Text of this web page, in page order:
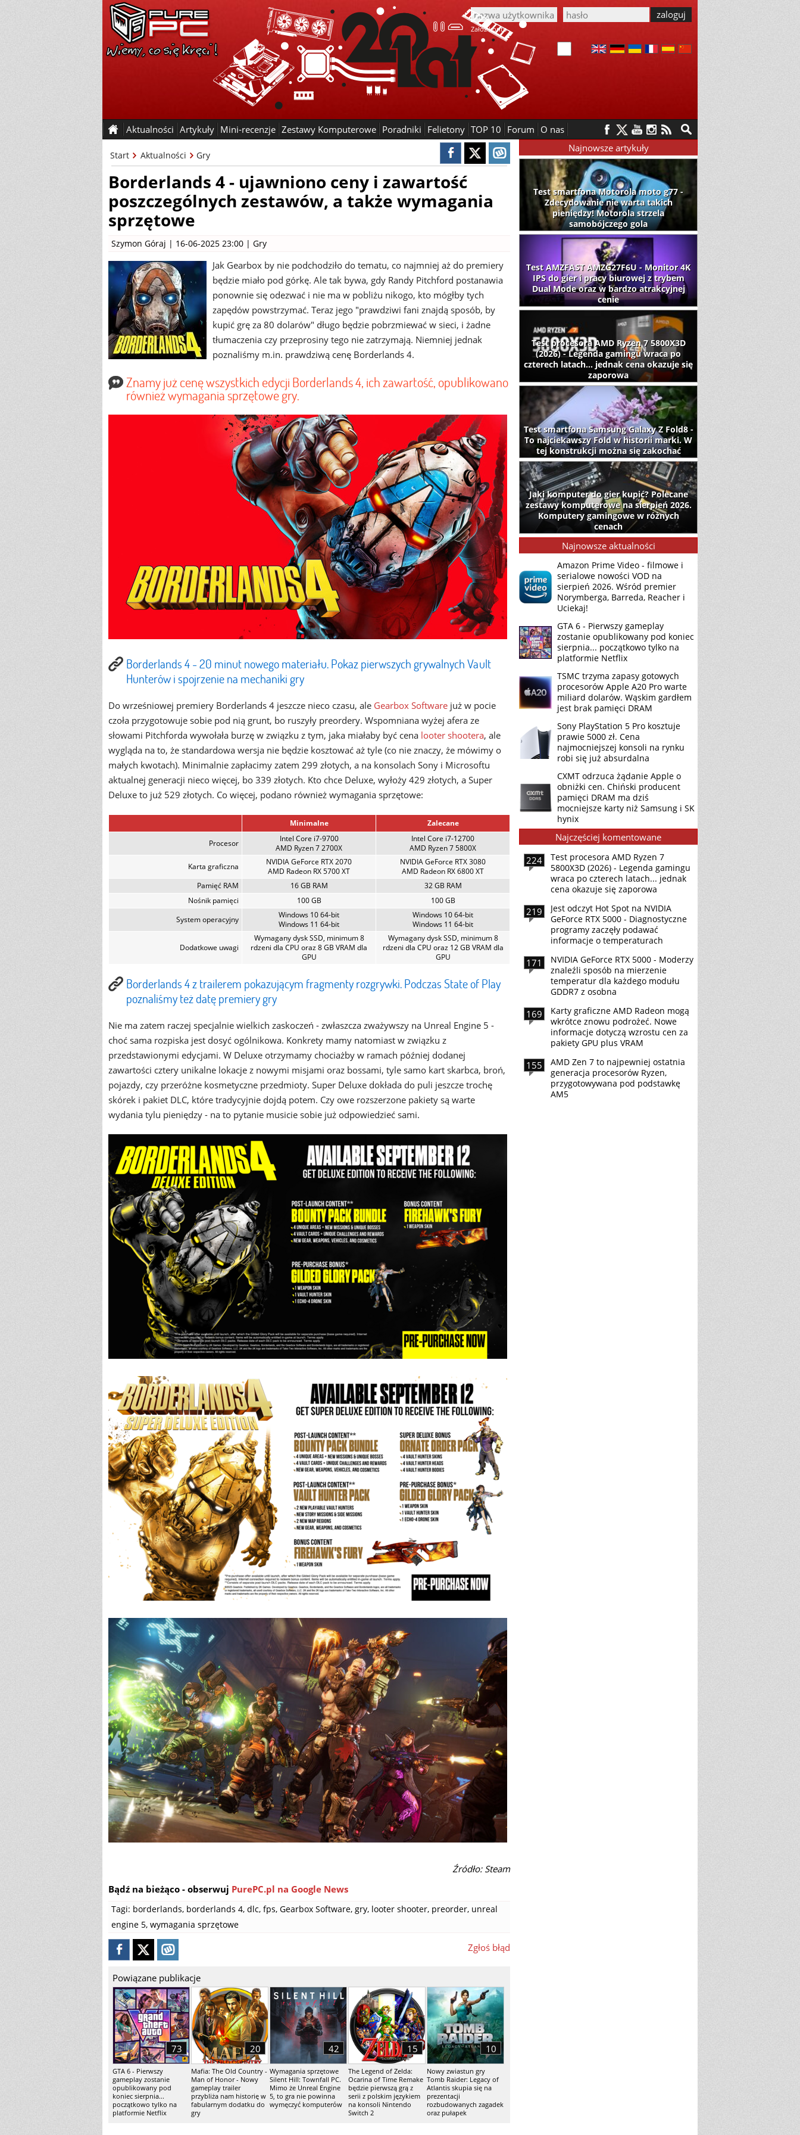
Załóż konto
Aktualności Artykuły Mini-recenzje Zestawy Komputerowe Poradniki Felietony TOP 10 Forum O nas
Start Aktualności Gry
Borderlands 4 - ujawniono ceny i zawartość
poszczególnych zestawów, a także wymagania
sprzętowe
Szymon Góraj | 16-06-2025 23:00 | Gry
Jak Gearbox by nie podchodziło do tematu, co najmniej aż do premiery
będzie miało pod górkę. Ale tak bywa, gdy Randy Pitchford postanawia
ponownie się odezwać i nie ma w pobliżu nikogo, kto mógłby tych
zapędów powstrzymać. Teraz jego "prawdziwi fani znajdą sposób, by
kupić grę za 80 dolarów" długo będzie pobrzmiewać w sieci, i żadne
tłumaczenia czy przeprosiny tego nie zatrzymają. Niemniej jednak
poznaliśmy m.in. prawdziwą cenę Borderlands 4.
Znamy już cenę wszystkich edycji Borderlands 4, ich zawartość, opublikowano
również wymagania sprzętowe gry.
Borderlands 4 - 20 minut nowego materiału. Pokaz pierwszych grywalnych Vault
Hunterów i spojrzenie na mechaniki gry
Do wrześniowej premiery Borderlands 4 jeszcze nieco czasu, ale Gearbox Software już w pocie
czoła przygotowuje sobie pod nią grunt, bo ruszyły preordery. Wspomniana wyżej afera ze
słowami Pitchforda wywołała burzę w związku z tym, jaka miałaby być cena looter shootera, ale
wygląda na to, że standardowa wersja nie będzie kosztować aż tyle (co nie znaczy, że mówimy o
małych kwotach). Minimalnie zapłacimy zatem 299 złotych, a na konsolach Sony i Microsoftu
aktualnej generacji nieco więcej, bo 339 złotych. Kto chce Deluxe, wyłoży 429 złotych, a Super
Deluxe to już 529 złotych. Co więcej, podano również wymagania sprzętowe:
Minimalne
Zalecane
Procesor
Intel Core i7-9700
AMD Ryzen 7 2700X
Intel Core i7-12700
AMD Ryzen 7 5800X
Karta graficzna
NVIDIA GeForce RTX 2070
AMD Radeon RX 5700 XT
NVIDIA GeForce RTX 3080
AMD Radeon RX 6800 XT
Pamięć RAM
16 GB RAM
32 GB RAM
Nośnik pamięci
100 GB
100 GB
System operacyjny
Windows 10 64-bit
Windows 11 64-bit
Windows 10 64-bit
Windows 11 64-bit
Dodatkowe uwagi
Wymagany dysk SSD, minimum 8
rdzeni dla CPU oraz 8 GB VRAM dla
GPU
Wymagany dysk SSD, minimum 8
rdzeni dla CPU oraz 12 GB VRAM dla
GPU
Borderlands 4 z trailerem pokazującym fragmenty rozgrywki. Podczas State of Play
poznaliśmy też datę premiery gry
Nie ma zatem raczej specjalnie wielkich zaskoczeń - zwłaszcza zważywszy na Unreal Engine 5 -
choć sama rozpiska jest dosyć ogólnikowa. Konkrety mamy natomiast w związku z
przedstawionymi edycjami. W Deluxe otrzymamy chociażby w ramach później dodanej
zawartości cztery unikalne lokacje z nowymi misjami oraz bossami, tyle samo kart skarbca, broń,
pojazdy, czy przeróżne kosmetyczne przedmioty. Super Deluxe dokłada do puli jeszcze trochę
skórek i pakiet DLC, które tradycyjnie dojdą potem. Czy owe rozszerzone pakiety są warte
wydania tylu pieniędzy - na to pytanie musicie sobie już odpowiedzieć sami.
Źródło: Steam
Bądź na bieżąco - obserwuj PurePC.pl na Google News
Tagi: borderlands, borderlands 4, dlc, fps, Gearbox Software, gry, looter shooter, preorder, unreal
engine 5, wymagania sprzętowe
Zgłoś błąd
Powiązane publikacje
GTA 6 - Pierwszy
gameplay zostanie
opublikowany pod
koniec sierpnia...
początkowo tylko na
platformie Netflix
73
Mafia: The Old Country -
Man of Honor - Nowy
gameplay trailer
przybliża nam historię w
fabularnym dodatku do
gry
20
Wymagania sprzętowe
Silent Hill: Townfall PC.
Mimo że Unreal Engine
5, to gra nie powinna
wymęczyć komputerów
42
The Legend of Zelda:
Ocarina of Time Remake
będzie pierwszą grą z
serii z polskim językiem
na konsoli Nintendo
Switch 2
15
Nowy zwiastun gry
Tomb Raider: Legacy of
Atlantis skupia się na
prezentacji
rozbudowanych zagadek
oraz pułapek
10
Najnowsze artykuły
Test smartfona Motorola moto g77 -
Zdecydowanie nie warta takich
pieniędzy! Motorola strzela
samobójczego gola
Test AMZFAST AMZG27F6U - Monitor 4K
IPS do gier i pracy biurowej z trybem
Dual Mode oraz w bardzo atrakcyjnej
cenie
Test procesora AMD Ryzen 7 5800X3D
(2026) - Legenda gamingu wraca po
czterech latach... jednak cena okazuje się
zaporowa
Test smartfona Samsung Galaxy Z Fold8 -
To najciekawszy Fold w historii marki. W
tej konstrukcji można się zakochać
Jaki komputer do gier kupić? Polecane
zestawy komputerowe na sierpień 2026.
Komputery gamingowe w różnych
cenach
Najnowsze aktualności
Amazon Prime Video - filmowe i
serialowe nowości VOD na
sierpień 2026. Wśród premier
Norymberga, Barreda, Reacher i
Uciekaj!
GTA 6 - Pierwszy gameplay
zostanie opublikowany pod koniec
sierpnia... początkowo tylko na
platformie Netflix
TSMC trzyma zapasy gotowych
procesorów Apple A20 Pro warte
miliard dolarów. Wąskim gardłem
jest brak pamięci DRAM
Sony PlayStation 5 Pro kosztuje
prawie 5000 zł. Cena
najmocniejszej konsoli na rynku
robi się już absurdalna
CXMT odrzuca żądanie Apple o
obniżki cen. Chiński producent
pamięci DRAM ma dziś
mocniejsze karty niż Samsung i SK
hynix
Najczęściej komentowane
224
Test procesora AMD Ryzen 7
5800X3D (2026) - Legenda gamingu
wraca po czterech latach... jednak
cena okazuje się zaporowa
219
Jest odczyt Hot Spot na NVIDIA
GeForce RTX 5000 - Diagnostyczne
programy zaczęły podawać
informacje o temperaturach
171
NVIDIA GeForce RTX 5000 - Moderzy
znaleźli sposób na mierzenie
temperatur dla każdego modułu
GDDR7 z osobna
169
Karty graficzne AMD Radeon mogą
wkrótce znowu podrożeć. Nowe
informacje dotyczą wzrostu cen za
pakiety GPU plus VRAM
155
AMD Zen 7 to najpewniej ostatnia
generacja procesorów Ryzen,
przygotowywana pod podstawkę
AM5